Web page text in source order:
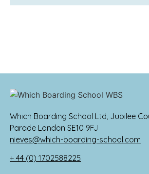
Which Boarding School Ltd, Jubilee
Parade London SE10 9FJ
nieves@which-boarding-school.com
+ 44 (0) 1702588225